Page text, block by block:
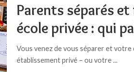
Parents séparés
école privée : qui
Vous venez de vous séparer et
établissement privé – ou votre...